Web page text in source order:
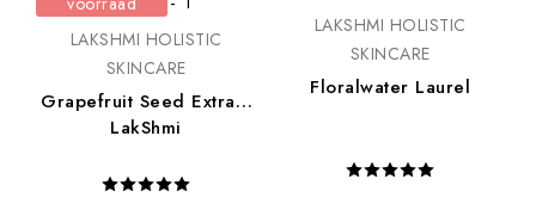
LAKSHMI HOLISTIC
SKINCARE
Grapefruit Seed Extract
LakShmi
LAKSHMI HOLISTIC
SKINCARE
Floralwater Laurel